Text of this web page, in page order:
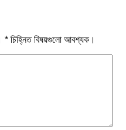
* চিহ্নিত বিষয়গুলো আবশ্যক।